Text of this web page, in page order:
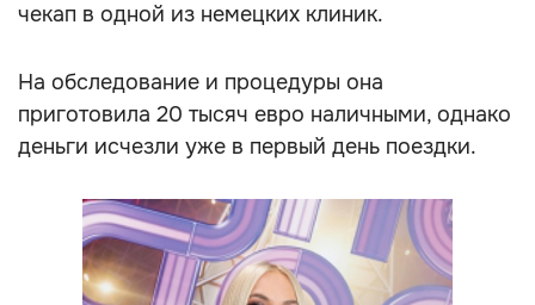
чекап в одной из немецких клиник.
На обследование и процедуры она
приготовила 20 тысяч евро наличными, однако
деньги исчезли уже в первый день поездки.